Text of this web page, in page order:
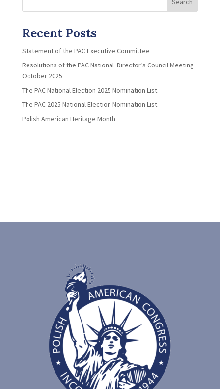
Search
Recent Posts
Statement of the PAC Executive Committee
Resolutions of the PAC National Director’s Council Meeting
October 2025
The PAC National Election 2025 Nomination List.
The PAC 2025 National Election Nomination List.
Polish American Heritage Month